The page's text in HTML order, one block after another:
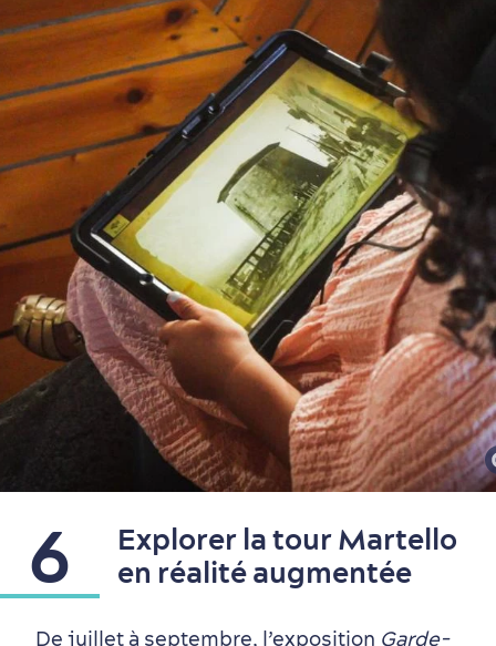
6
Explorer la tour Martello
en réalité augmentée
De juillet à septembre, l’exposition Garde-